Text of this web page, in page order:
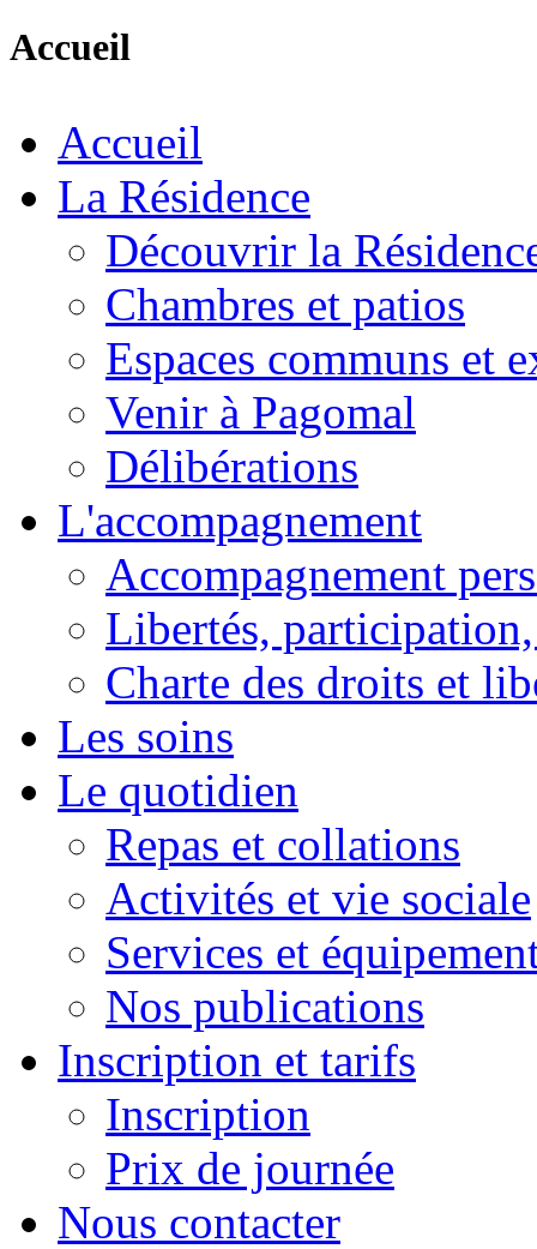
Accueil
Accueil
La Résidence
Découvrir la
Chambres et patios
Espaces communs et
Venir à Pagomal
Délibérations
L'accompagnement
Accompagnement
Libertés,
Charte des droits et
Les soins
Le quotidien
Repas et collations
Activités et vie sociale
Services et
Nos publications
Inscription et tarifs
Inscription
Prix de journée
Nous contacter